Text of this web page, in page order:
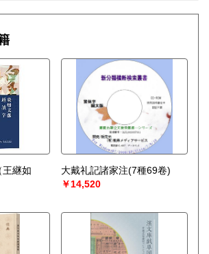
王継如
大戴礼記諸家注(7種69卷)
￥14,520